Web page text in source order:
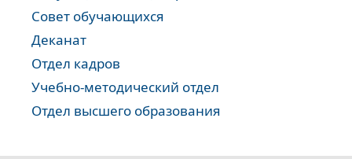
Совет обучающихся
Деканат
Отдел кадров
Учебно-методический отдел
Отдел высшего образования